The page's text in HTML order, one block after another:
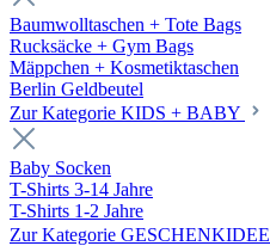
Baumwolltaschen + Tote Bags
Rucksäcke + Gym Bags
Mäppchen + Kosmetiktaschen
Berlin Geldbeutel
Zur Kategorie KIDS + BABY
Baby Socken
T-Shirts 3-14 Jahre
T-Shirts 1-2 Jahre
Zur Kategorie GESCHENKIDEE